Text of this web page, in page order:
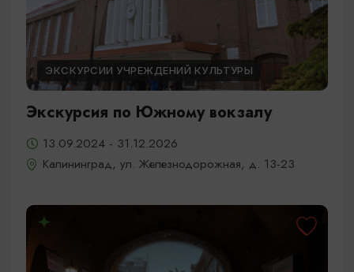
ЭКСКУРСИИ УЧРЕЖДЕНИЙ КУЛЬТУРЫ
Экскурсия по Южному вокзалу
13.09.2024 - 31.12.2026
Калининград, ул. Железнодорожная, д. 13-23